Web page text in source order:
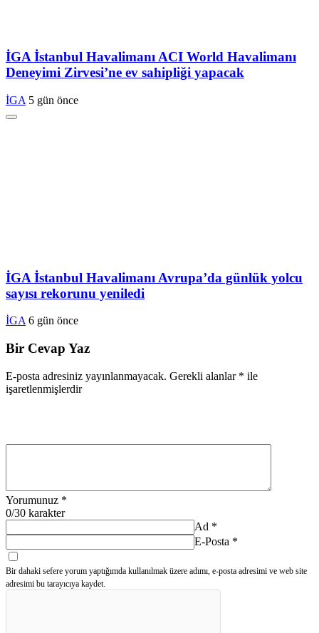
İGA İstanbul Havalimanı ACI World Havalimanı
Deneyimi Zirvesi’ne ev sahipliği yapacak
İGA 5 gün önce
İGA İstanbul Havalimanı Avrupa’da günlük yolcu
sayısı rekorunu yeniledi
İGA 6 gün önce
Bir Cevap Yaz
E-posta adresiniz yayınlanmayacak. Gerekli alanlar * ile
işaretlenmişlerdir
Yorumunuz *
0/30 karakter
Ad *
E-Posta *
Bir dahaki sefere yorum yaptığımda kullanılmak üzere adımı, e-posta adresimi ve web site
adresimi bu tarayıcıya kaydet.